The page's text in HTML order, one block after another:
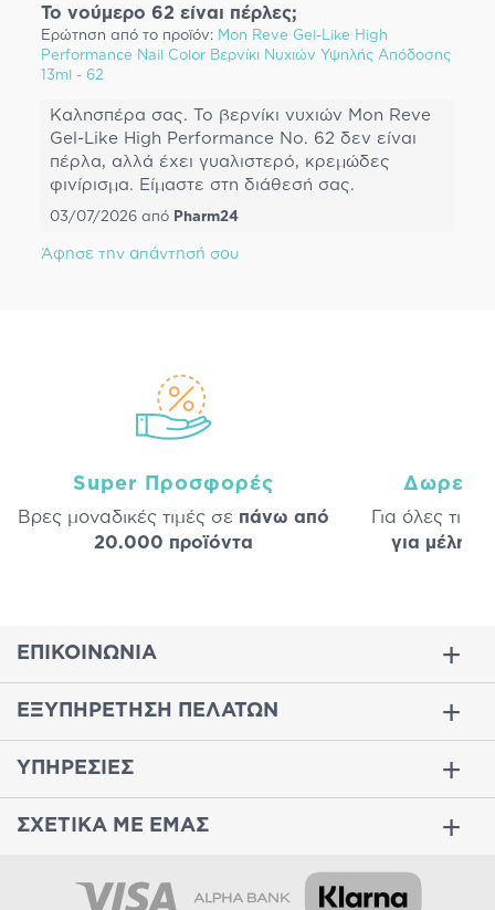
Το νούμερο 62 είναι πέρλες;
Ερώτηση από το προϊόν: Mon Reve Gel-Like High
Performance Nail Color Βερνίκι Νυχιών Υψηλής Απόδοσης
13ml - 62
Καλησπέρα σας. Το βερνίκι νυχιών Mon Reve
Gel-Like High Performance No. 62 δεν είναι
πέρλα, αλλά έχει γυαλιστερό, κρεμώδες
φινίρισμα. Είμαστε στη διάθεσή σας.
03/07/2026 από Pharm24
Άφησε την απάντησή σου
Super Προσφορές
Βρες μοναδικές τιμές σε πάνω από
20.000 προϊόντα
Δωρεάν
Για όλες τις
για μέλη
ΕΠΙΚΟΙΝΩΝΙΑ
ΕΞΥΠΗΡΕΤΗΣΗ ΠΕΛΑΤΩΝ
ΥΠΗΡΕΣΙΕΣ
ΣΧΕΤΙΚΑ ΜΕ ΕΜΑΣ